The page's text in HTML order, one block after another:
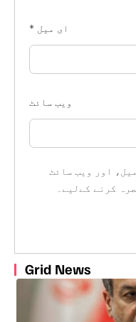
ای میل *
ویب‌ سائٹ
اور ویب سائٹ
کرنے کےلیے۔
Grid News